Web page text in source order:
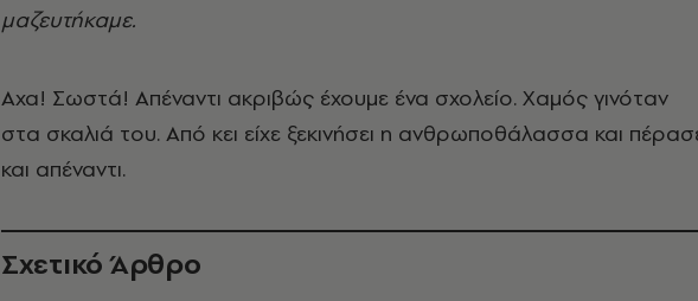
μαζευτήκαμε.
Αχα! Σωστά! Απέναντι ακριβώς έχουμε ένα σχολείο. Χαμός γινόταν
στα σκαλιά του. Από κει είχε ξεκινήσει η ανθρωποθάλασσα και
και απέναντι.
Σχετικό Άρθρο